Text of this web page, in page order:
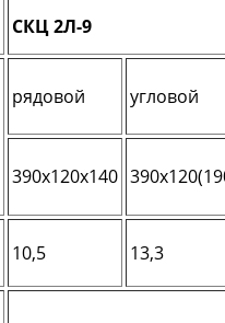
CКЦ 2Л-9
рядовой угловой
390х120х140
10,5 13,3